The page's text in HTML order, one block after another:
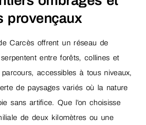
provençaux
Carcès offrent un réseau de
entre forêts, collines et
accessibles à tous niveaux,
de paysages variés où la nature
sans artifice. Que l’on choisisse
de deux kilomètres ou une